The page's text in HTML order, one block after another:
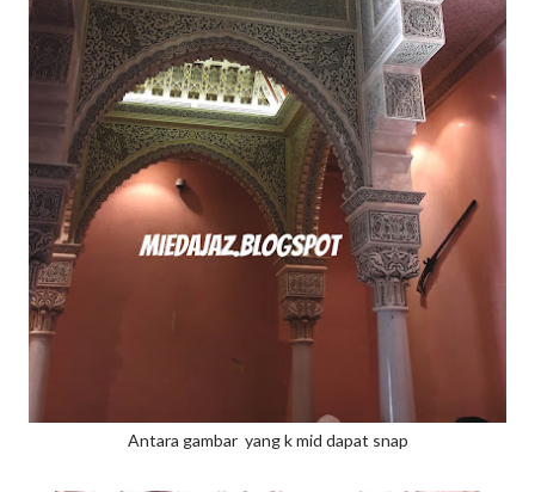
Antara gambar yang k mid dapat snap